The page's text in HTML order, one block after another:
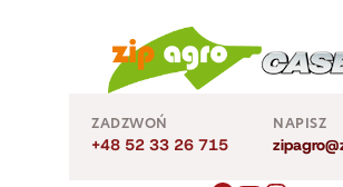
ZADZWOŃ
+48 52 33 26 715
NAPISZ